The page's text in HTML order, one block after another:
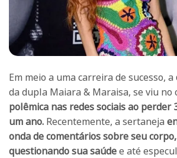
Em meio a uma carreira de sucesso, a
da dupla Maiara & Maraisa, se viu no
polêmica nas redes sociais ao perder
um ano. Recentemente, a sertaneja
onda de comentários sobre seu corpo,
questionando sua saúdee até